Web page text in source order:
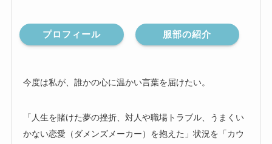
プロフィール 服部の紹介
今度は私が、誰かの心に温かい言葉を届けたい。
「人生を賭けた夢の挫折、対人や職場トラブル、うまくい
かない恋愛（ダメンズメーカー）を抱えた」状況を「カウ